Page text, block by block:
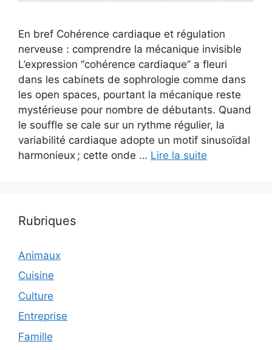
En bref Cohérence cardiaque et régulation
nerveuse : comprendre la mécanique invisible
L’expression “cohérence cardiaque” a fleuri
dans les cabinets de sophrologie comme dans
les open spaces, pourtant la mécanique reste
mystérieuse pour nombre de débutants. Quand
le souffle se cale sur un rythme régulier, la
variabilité cardiaque adopte un motif sinusoïdal
harmonieux ; cette onde … Lire la suite
Rubriques
Animaux
Cuisine
Culture
Entreprise
Famille